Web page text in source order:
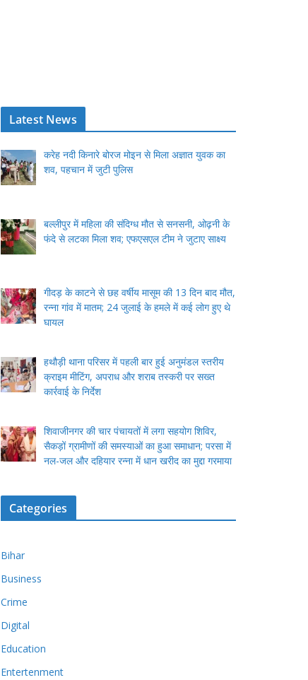
Latest News
करेह नदी किनारे बोरज मोइन से मिला अज्ञात युवक का
शव, पहचान में जुटी पुलिस
बल्लीपुर में महिला की संदिग्ध मौत से सनसनी, ओढ़नी के
फंदे से लटका मिला शव; एफएसएल टीम ने जुटाए साक्ष्य
गीदड़ के काटने से छह वर्षीय मासूम की 13 दिन बाद मौत,
रन्ना गांव में मातम; 24 जुलाई के हमले में कई लोग हुए थे
घायल
हथौड़ी थाना परिसर में पहली बार हुई अनुमंडल स्तरीय
क्राइम मीटिंग, अपराध और शराब तस्करी पर सख्त
कार्रवाई के निर्देश
शिवाजीनगर की चार पंचायतों में लगा सहयोग शिविर,
सैकड़ों ग्रामीणों की समस्याओं का हुआ समाधान; परसा में
नल-जल और दहियार रन्ना में धान खरीद का मुद्दा गरमाया
Categories
Bihar
Business
Crime
Digital
Education
Entertenment